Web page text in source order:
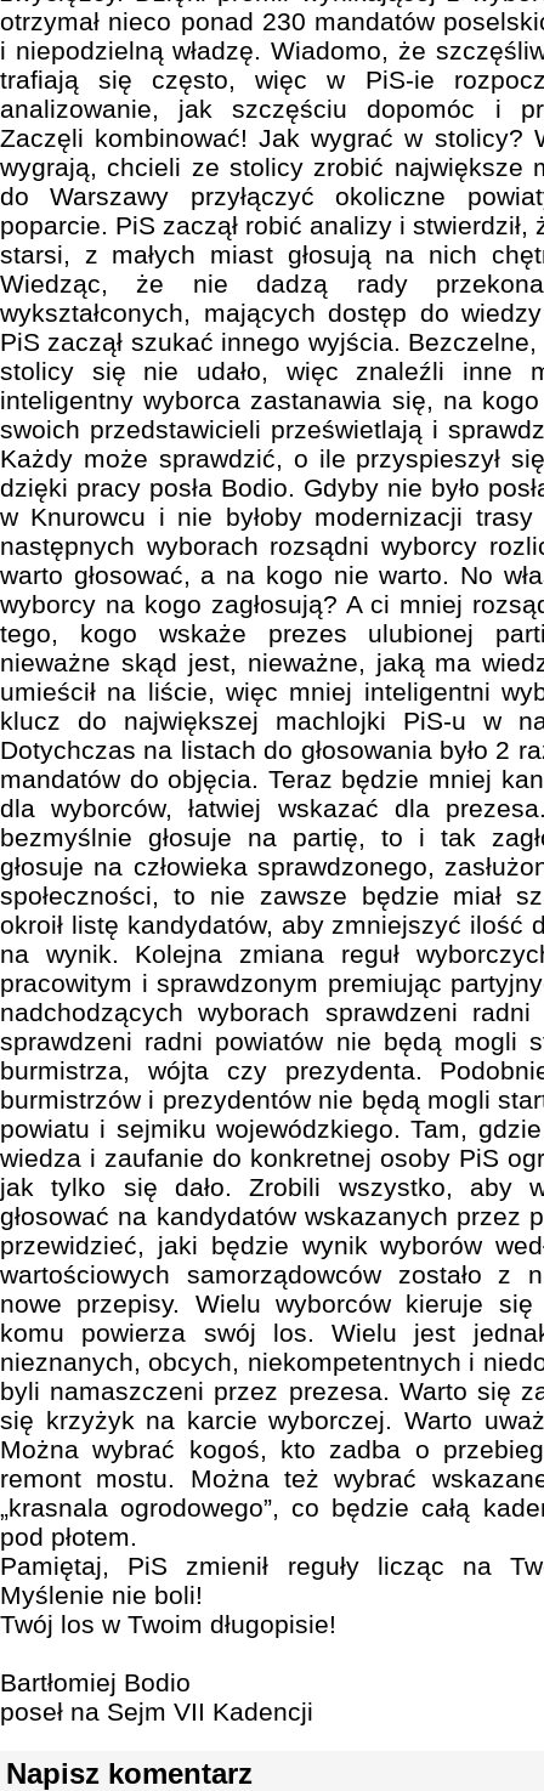
otrzymał nieco ponad 230 mandatów
i niepodzielną władzę. Wiadomo, że
trafiają się często, więc w PiS-ie
analizowanie, jak szczęściu dopomóc i
Zaczęli kombinować! Jak wygrać w stolicy?
wygrają, chcieli ze stolicy zrobić największe
do Warszawy przyłączyć okoliczne
poparcie. PiS zaczął robić analizy i stwierdził,
starsi, z małych miast głosują na nich
Wiedząc, że nie dadzą rady
wykształconych, mających dostęp do
PiS zaczął szukać innego wyjścia.
stolicy się nie udało, więc znaleźli inne
inteligentny wyborca zastanawia się, na
swoich przedstawicieli prześwietlają i
Każdy może sprawdzić, o ile przyspieszył
dzięki pracy posła Bodio. Gdyby nie było
w Knurowcu i nie byłoby modernizacji
następnych wyborach rozsądni wyborcy
warto głosować, a na kogo nie warto. No
wyborcy na kogo zagłosują? A ci mniej
tego, kogo wskaże prezes ulubionej
nieważne skąd jest, nieważne, jaką ma
umieścił na liście, więc mniej inteligentni
klucz do największej machlojki PiS-u w
Dotychczas na listach do głosowania było 2
mandatów do objęcia. Teraz będzie mniej
dla wyborców, łatwiej wskazać dla
bezmyślnie głosuje na partię, to i tak
głosuje na człowieka sprawdzonego,
społeczności, to nie zawsze będzie miał
okroił listę kandydatów, aby zmniejszyć ilość
na wynik. Kolejna zmiana reguł
pracowitym i sprawdzonym premiując
nadchodzących wyborach sprawdzeni
sprawdzeni radni powiatów nie będą mogli
burmistrza, wójta czy prezydenta.
burmistrzów i prezydentów nie będą mogli
powiatu i sejmiku wojewódzkiego. Tam,
wiedza i zaufanie do konkretnej osoby PiS
jak tylko się dało. Zrobili wszystko, aby
głosować na kandydatów wskazanych przez
przewidzieć, jaki będzie wynik wyborów
wartościowych samorządowców zostało z
nowe przepisy. Wielu wyborców kieruje
komu powierza swój los. Wielu jest
nieznanych, obcych, niekompetentnych i
byli namaszczeni przez prezesa. Warto się
się krzyżyk na karcie wyborczej. Warto
Można wybrać kogoś, kto zadba o
remont mostu. Można też wybrać
„krasnala ogrodowego”, co będzie całą
pod płotem.
Pamiętaj, PiS zmienił reguły licząc na
Myślenie nie boli!
Twój los w Twoim długopisie!
Bartłomiej Bodio
poseł na Sejm VII Kadencji
Napisz komentarz